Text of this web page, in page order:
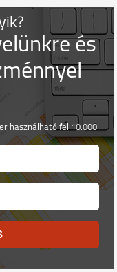
és
használható fel 10.000